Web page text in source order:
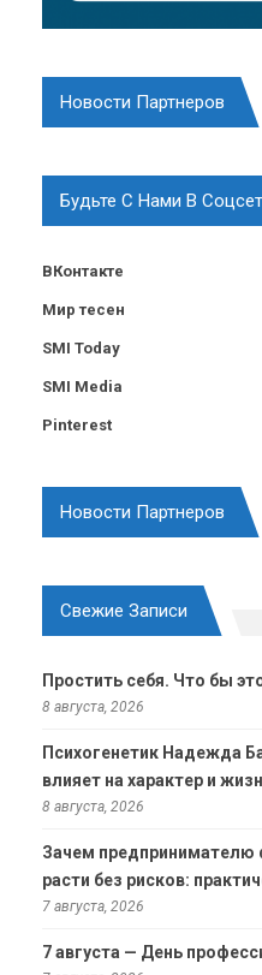
Новости Партнеров
Будьте С Нами В
ВКонтакте
Мир тесен
SMI Today
SMI Media
Pinterest
Новости Партнеров
Свежие Записи
Простить себя. Что бы
8 августа, 2026
Психогенетик Надежда
влияет на характер и
8 августа, 2026
Зачем предпринимателю
расти без рисков:
7 августа, 2026
7 августа — День